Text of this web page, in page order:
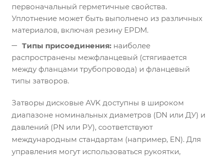
первоначальный герметичные свойства.
Уплотнение может быть выполнено из различных
материалов, включая резину EPDM.
Типы присоединения: наиболее
распространены межфланцевый (стягивается
между фланцами трубопровода) и фланцевый
типы затворов.
Затворы дисковые AVK доступны в широком
диапазоне номинальных диаметров (DN или ДУ) и
давлений (PN или РУ), соответствуют
международным стандартам (например, EN). Для
управления могут использоваться рукоятки,